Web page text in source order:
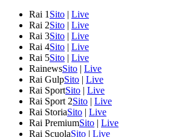
Rai 1 Sito | Live
Rai 2Sito | Live
Rai 3Sito | Live
Rai 4Sito | Live
Rai 5Sito | Live
RainewsSito | Live
Rai GulpSito | Live
Rai SportSito | Live
Rai Sport 2Sito | Live
Rai StoriaSito | Live
Rai PremiumSito | Live
Rai ScuolaSito | Live